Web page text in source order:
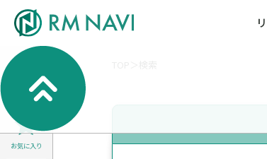
サステナビリティ経営支
検索
お気に入り